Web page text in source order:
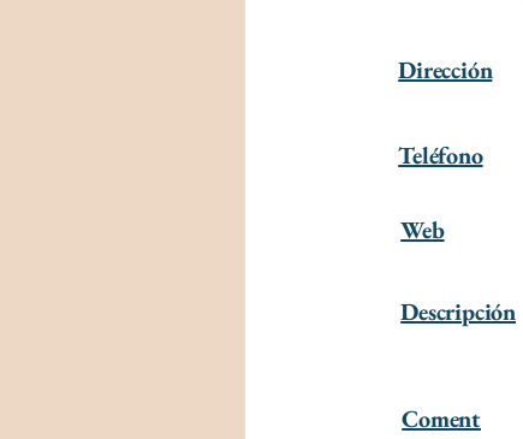
Dirección
Teléfono
Web
Descripción
Coment